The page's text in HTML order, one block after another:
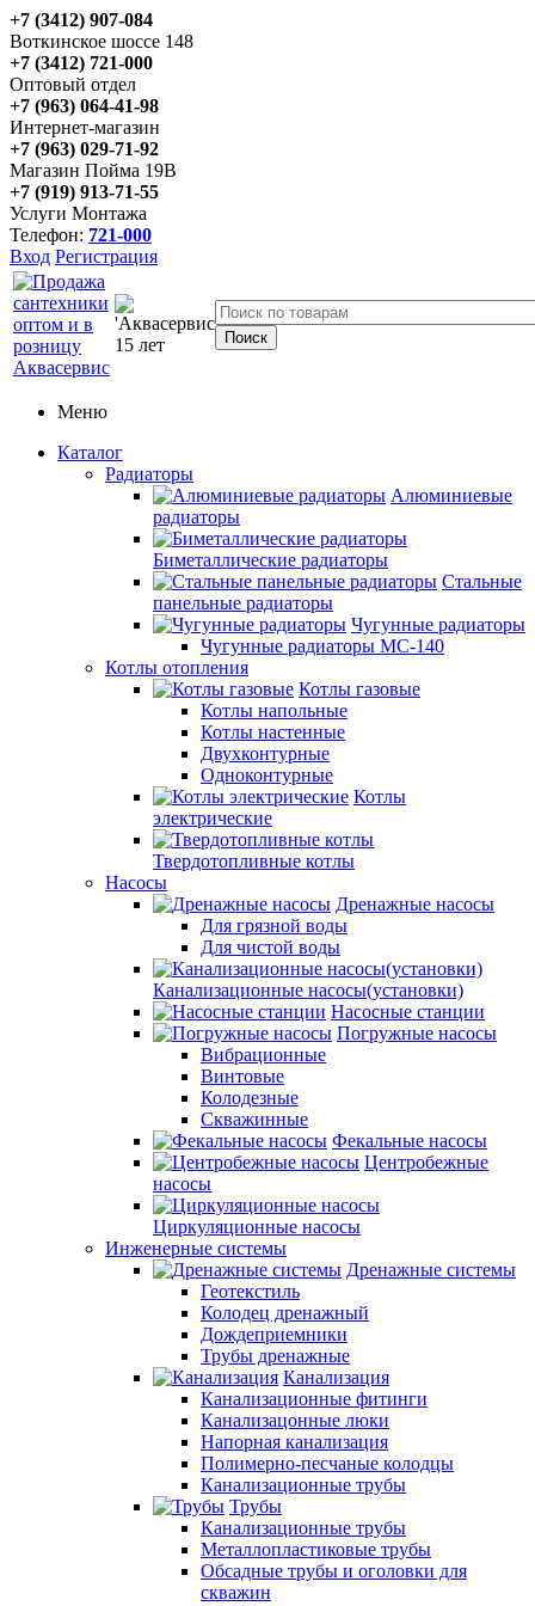
+7 (3412) 907-084
Воткинское шоссе 148
+7 (3412) 721-000
Оптовый отдел
+7 (963) 064-41-98
Интернет-магазин
+7 (963) 029-71-92
Магазин Пойма 19В
+7 (919) 913-71-55
Услуги Монтажа
Телефон: 721-000
Вход Регистрация
Меню
Каталог
Радиаторы
Алюминиевые
радиаторы
Биметаллические радиаторы
Стальные
панельные радиаторы
Чугунные радиаторы
Чугунные радиаторы МС-140
Котлы отопления
Котлы газовые
Котлы напольные
Котлы настенные
Двухконтурные
Одноконтурные
Котлы
электрические
Твердотопливные котлы
Насосы
Дренажные насосы
Для грязной воды
Для чистой воды
Канализационные насосы(установки)
Насосные станции
Погружные насосы
Вибрационные
Винтовые
Колодезные
Скважинные
Фекальные насосы
Центробежные
насосы
Циркуляционные насосы
Инженерные системы
Дренажные системы
Геотекстиль
Колодец дренажный
Дождеприемники
Трубы дренажные
Канализация
Канализационные фитинги
Канализацонные люки
Напорная канализация
Полимерно-песчаные колодцы
Канализационные трубы
Трубы
Канализационные трубы
Металлопластиковые трубы
Обсадные трубы и оголовки для
скважин